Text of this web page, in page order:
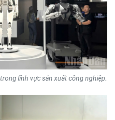
lĩnh vực sản xuất công nghiệp.